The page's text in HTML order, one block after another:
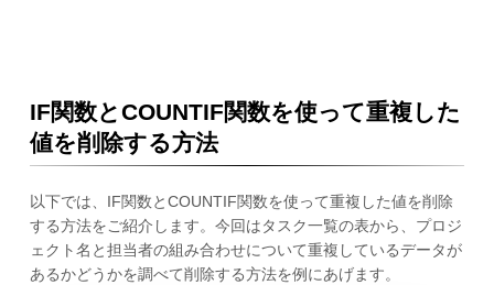
IF関数とCOUNTIF関数を使って重複した
値を削除する方法
以下では、IF関数とCOUNTIF関数を使って重複した値を削除
する方法をご紹介します。今回はタスク一覧の表から、プロジ
ェクト名と担当者の組み合わせについて重複しているデータが
あるかどうかを調べて削除する方法を例にあげます。